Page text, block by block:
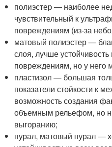
полиэстер — наиболее
чувствительный к
повреждениям (из-за
матовый полиэстер —
слоя, лучше
повреждениям, но у него
пластизол — большая
показатели стойкости к
возможность создания
объемным рельефом, но
выгоранию;
пурал, матовый пурал —